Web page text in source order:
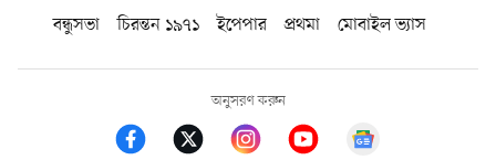
বন্ধুসভা
চিরন্তন ১৯৭১ ইপেপার প্রথমা মোবাইল ভ্যাস
অনুসরণ করুন